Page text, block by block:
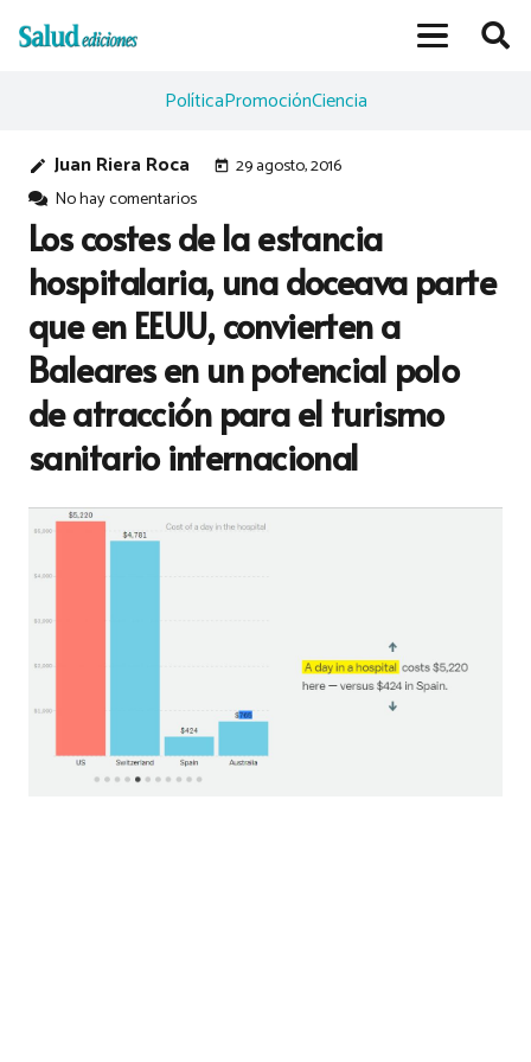
PolíticaPromociónCiencia
edit Juan Riera Roca today 29 agosto, 2016
No hay comentarios
Los costes de la estancia
hospitalaria, una doceava parte
que en EEUU, convierten a
Baleares en un potencial polo
de atracción para el turismo
sanitario internacional